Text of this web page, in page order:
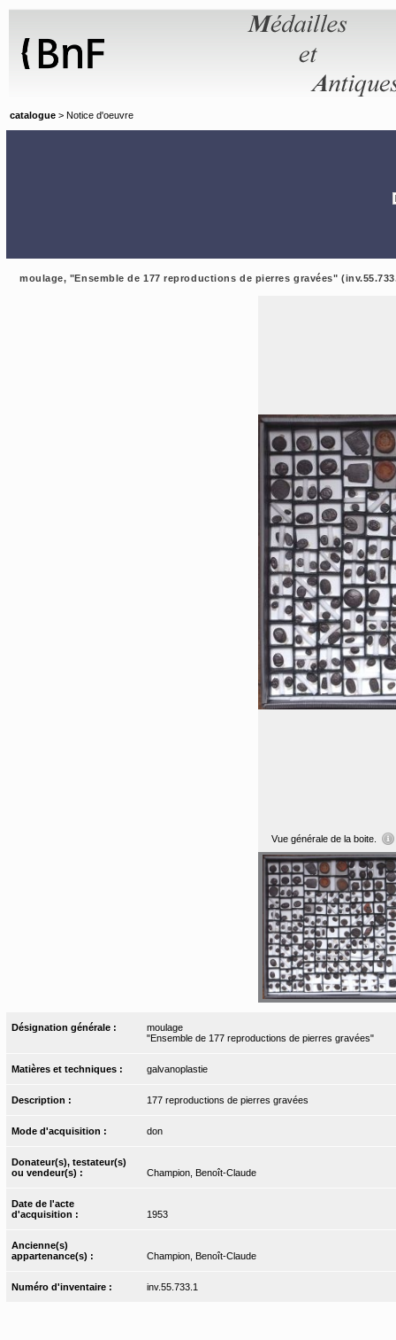
catalogue > Notice d'oeuvre
moulage, "Ensemble de 177 reproductions de pierres gravées"
Vue générale de la boite.
Désignation générale :
moulage
"Ensemble de 177 reproductions de pierres gravées"
Matières et techniques : galvanoplastie
Description : 177 reproductions de pierres gravées
Mode d'acquisition : don
Donateur(s), testateur(s)
ou vendeur(s) :
Champion, Benoît-Claude
Date de l'acte
d'acquisition :
1953
Ancienne(s)
appartenance(s) :
Champion, Benoît-Claude
Numéro d'inventaire : inv.55.733.1